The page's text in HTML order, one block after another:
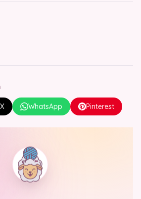
X WhatsApp Pinterest